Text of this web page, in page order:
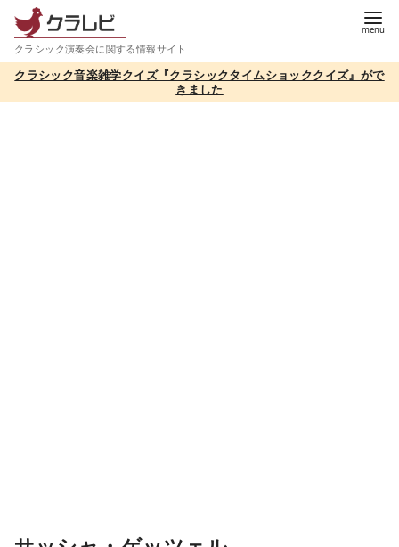
テ
ツ
クラシック演奏会に関する情報サイト
クラシック音楽雑学クイズ『クラシックタイムショッククイズ』がで
きました